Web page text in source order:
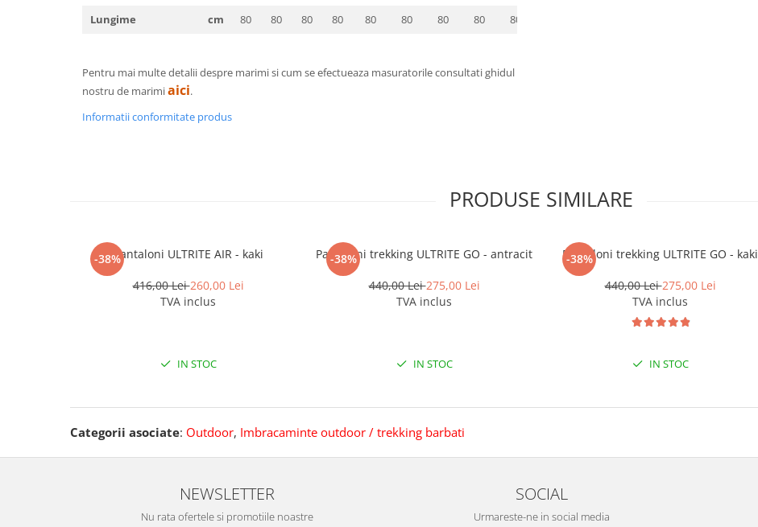
Lungime
cm 80 80 80 80 80 80 80 80 80
Pentru mai multe detalii despre marimi si cum se efectueaza masuratorile consultati ghidul
nostru de marimiaici.
Informatii conformitate produs
PRODUSE SIMILARE
-38%Pantaloni ULTRITE AIR - kaki
416,00 Lei260,00 Lei
TVA inclus
IN STOC
-38%
Pantaloni trekking ULTRITE GO - antracit
440,00 Lei275,00 Lei
TVA inclus
IN STOC
-38%
Pantaloni trekking ULTRITE GO - kaki
440,00 Lei275,00 Lei
TVA inclus
IN STOC
Categorii asociate: Outdoor, Imbracaminte outdoor / trekking barbati
NEWSLETTER
Nu rata ofertele si promotiile noastre
SOCIAL
Urmareste-ne in social media